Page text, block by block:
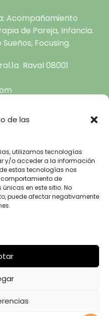
de las
utilizamos tecnologías
y/o acceder a la información
estas tecnologías nos
de
en este sitio. No
puede afectar negativamente
Acompañamiento
de Pareja, Infancia.
Focusing.
Raval 08001
AVISO LEGAL
POLÍTICA DE
PRIVACIDAD
POLÍTICA DE
COOKIES
DESARROLLO WEB